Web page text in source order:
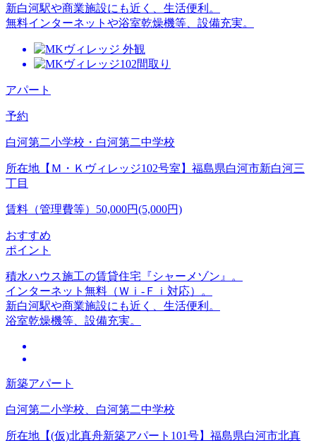
新白河駅や商業施設にも近く、生活便利。
無料インターネットや浴室乾燥機等、設備充実。
アパート
予約
白河第二小学校・白河第二中学校
所在地 【Ｍ・Ｋヴィレッジ102号室】福島県白河市新白河三
丁目
賃料（管理費等） 50,000円(5,000円)
おすすめ
ポイント
積水ハウス施工の賃貸住宅『シャーメゾン』。
インターネット無料（Ｗｉ-Ｆｉ対応）。
新白河駅や商業施設にも近く、生活便利。
浴室乾燥機等、設備充実。
新築アパート
白河第二小学校、白河第二中学校
所在地 【(仮)北真舟新築アパート101号】福島県白河市北真